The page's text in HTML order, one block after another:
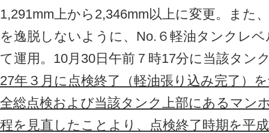
1,291mm上から2,346mm以上に変更。また
を逸脱しないように、No.６軽油タンクレ
て運用。10月30日午前７時17分に当該タン
27年３月に点検終了（軽油張り込み完了）
全総点検および当該タンク上部にあるマン
程を見直したことより、点検終了時期を平